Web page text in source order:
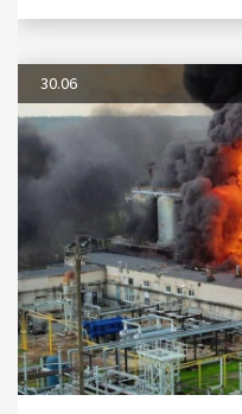
30.06